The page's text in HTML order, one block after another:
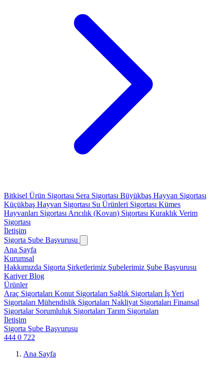
Bitkisel Ürün Sigortası Sera Sigortası Büyükbaş Hayvan Sigortası
Küçükbaş Hayvan Sigortası Su Ürünleri Sigortası Kümes
Hayvanları Sigortası Arıcılık (Kovan) Sigortası Kuraklık Verim
Sigortası
İletişim
Sigorta Şube Başvurusu
Ana Sayfa
Kurumsal
Hakkımızda Sigorta Şirketlerimiz Şubelerimiz Şube Başvurusu
KariyerBlog
Ürünler
Araç Sigortaları Konut Sigortaları Sağlık Sigortaları İş Yeri
Sigortaları Mühendislik Sigortaları Nakliyat Sigortaları Finansal
Sigortalar Sorumluluk Sigortaları Tarım Sigortaları
İletişim
Sigorta Şube Başvurusu
444 0 722
Ana Sayfa